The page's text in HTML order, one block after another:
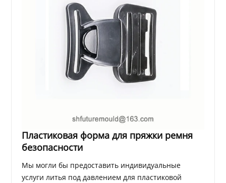
Пластиковая форма для пряжки ремня
безопасности
Мы могли бы предоставить индивидуальные
услуги литья под давлением для пластиковой